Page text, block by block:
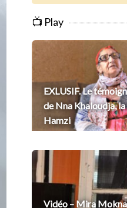
📺 Play
EXLUSIF. Le
de Nna Khaloudja,
Hamzi
Vidéo – Mira